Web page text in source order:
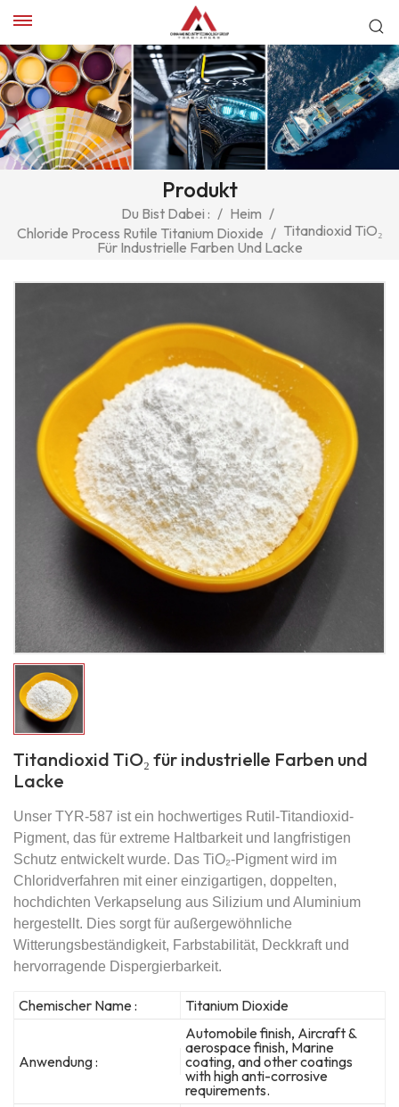
Produkt
Du Bist Dabei : / Heim /
Chloride Process Rutile Titanium Dioxide / Titandioxid TiO₂
Für Industrielle Farben Und Lacke
Titandioxid TiO₂ für industrielle Farben und
Lacke
Unser TYR-587 ist ein hochwertiges Rutil-Titandioxid-
Pigment, das für extreme Haltbarkeit und langfristigen
Schutz entwickelt wurde. Das TiO₂-Pigment wird im
Chloridverfahren mit einer einzigartigen, doppelten,
hochdichten Verkapselung aus Silizium und Aluminium
hergestellt. Dies sorgt für außergewöhnliche
Witterungsbeständigkeit, Farbstabilität, Deckkraft und
hervorragende Dispergierbarkeit.
Chemischer Name : Titanium Dioxide
Anwendung :
Automobile finish, Aircraft &
aerospace finish, Marine
coating, and other coatings
with high anti-corrosive
requirements.